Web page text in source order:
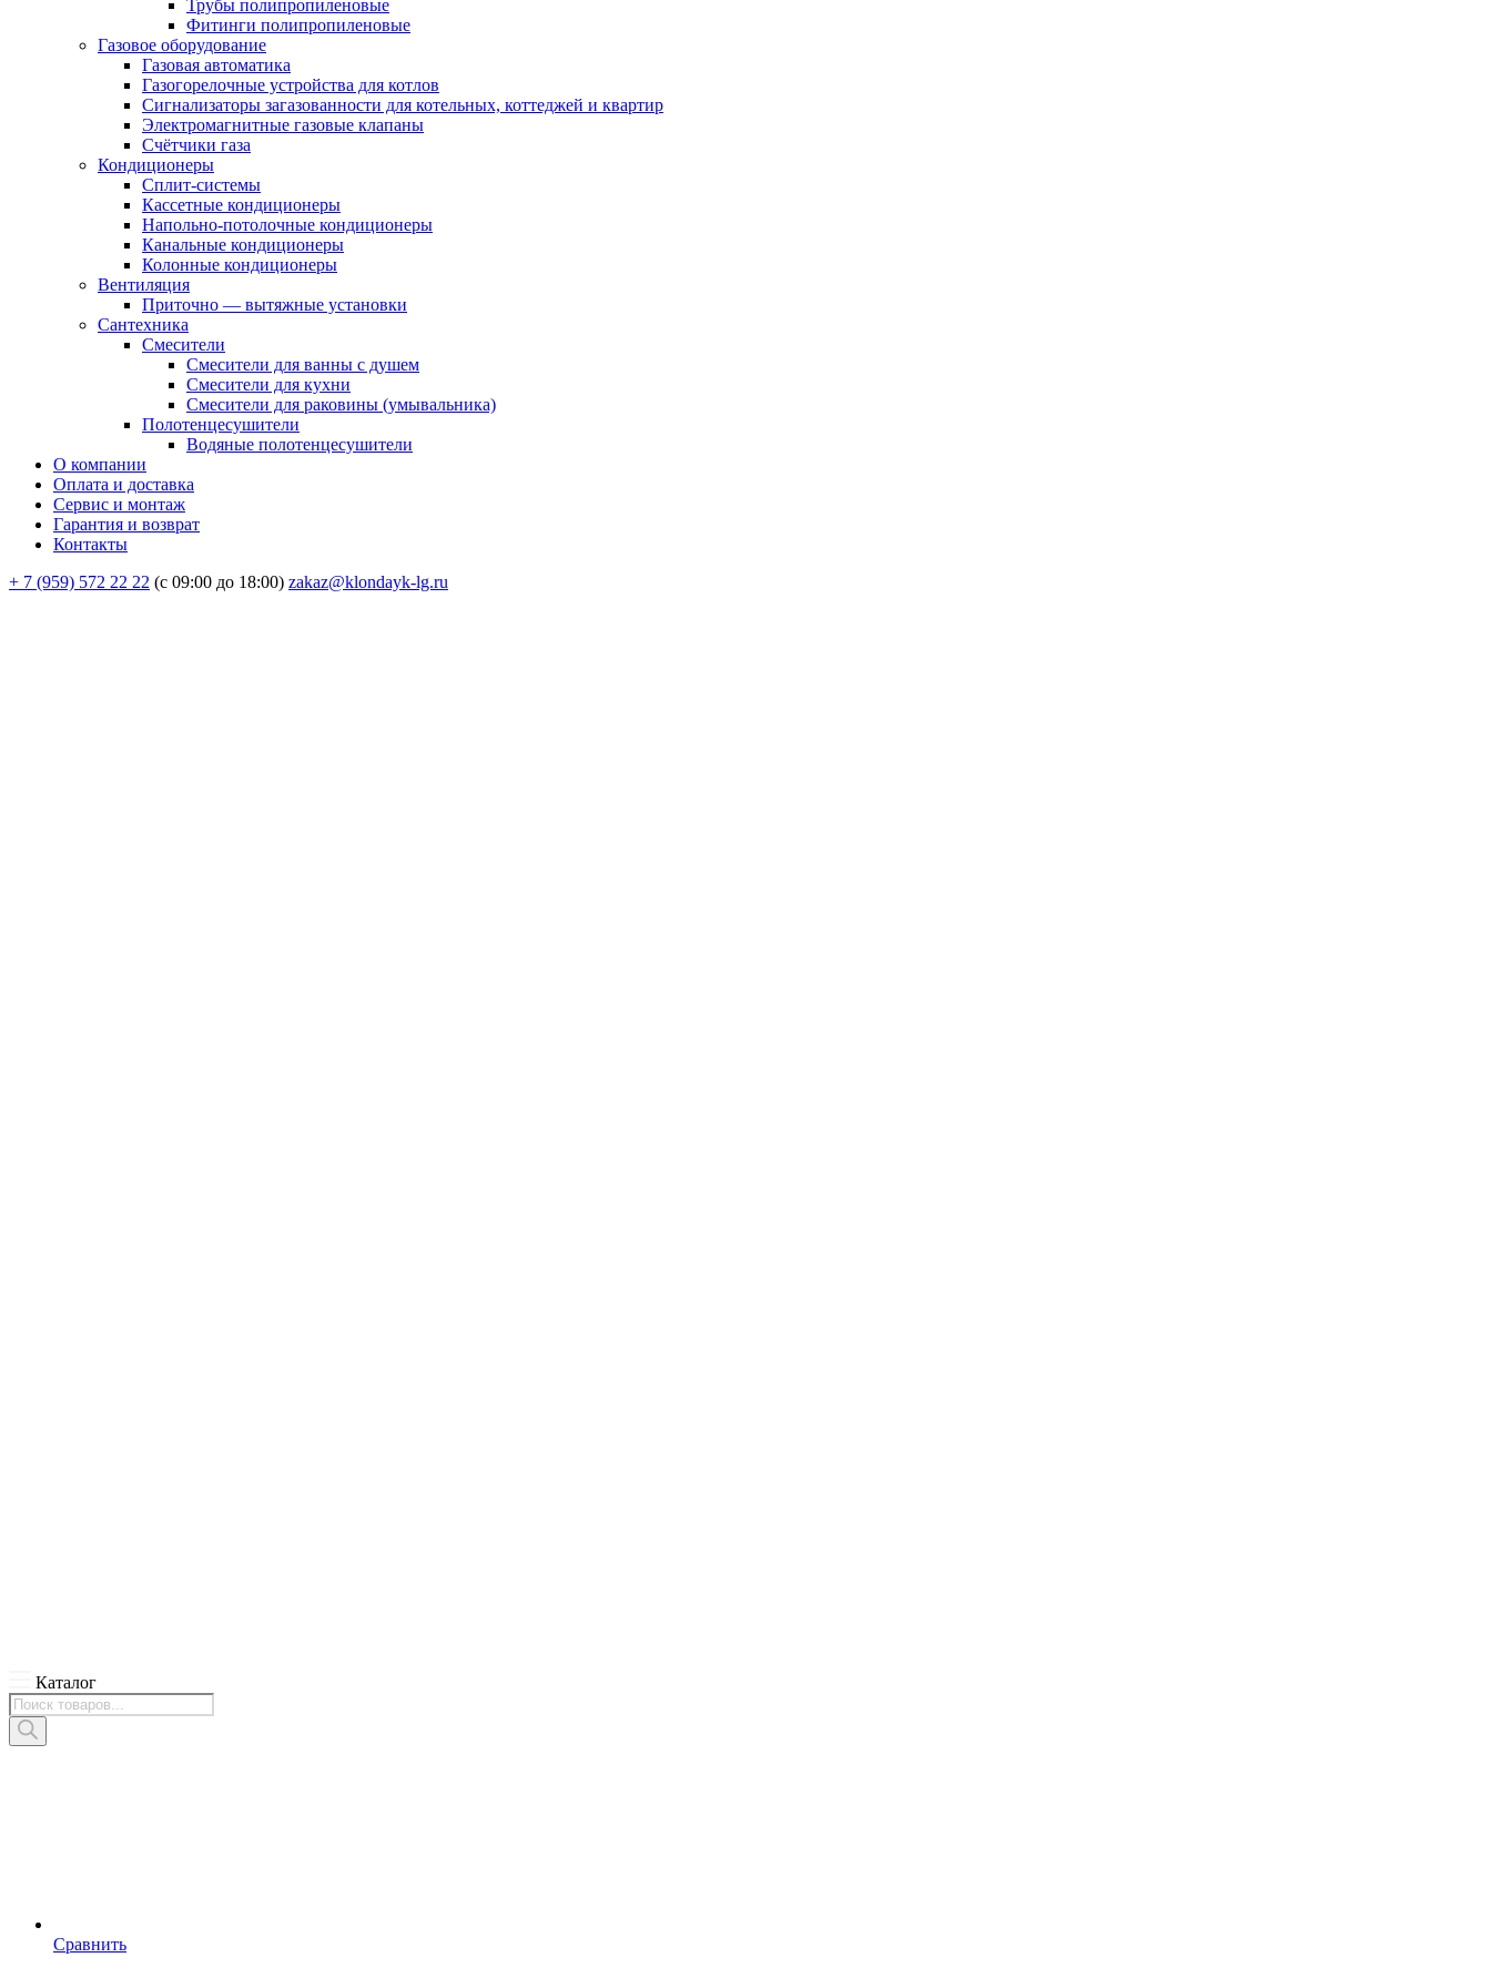
Трубы полипропиленовые
Фитинги полипропиленовые
Газовое оборудование
Газовая автоматика
Газогорелочные устройства для котлов
Сигнализаторы загазованности для котельных, коттеджей и квартир
Электромагнитные газовые клапаны
Счётчики газа
Кондиционеры
Сплит-системы
Кассетные кондиционеры
Напольно-потолочные кондиционеры
Канальные кондиционеры
Колонные кондиционеры
Вентиляция
Приточно — вытяжные установки
Сантехника
Смесители
Смесители для ванны с душем
Смесители для кухни
Смесители для раковины (умывальника)
Полотенцесушители
Водяные полотенцесушители
О компании
Оплата и доставка
Сервис и монтаж
Гарантия и возврат
Контакты
+ 7 (959) 572 22 22 (с 09:00 до 18:00) zakaz@klondayk-lg.ru
Каталог
Поиск
товаров
Сравнить